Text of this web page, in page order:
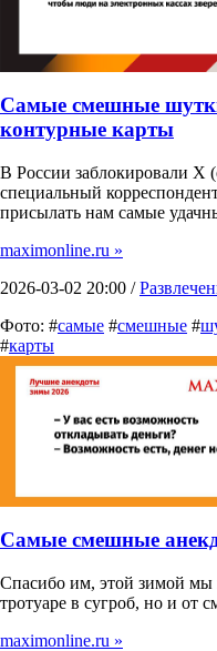
Самые смешные
контурные карты
В России заблокировали X
специальный
присылать нам самые
maximonline.ru »
2026-03-02 20:00 /
Фото: #самые #смешные #
#карты
Самые смешные
Спасибо им, этой зимой мы
тротуаре в сугроб, но и от
maximonline.ru »